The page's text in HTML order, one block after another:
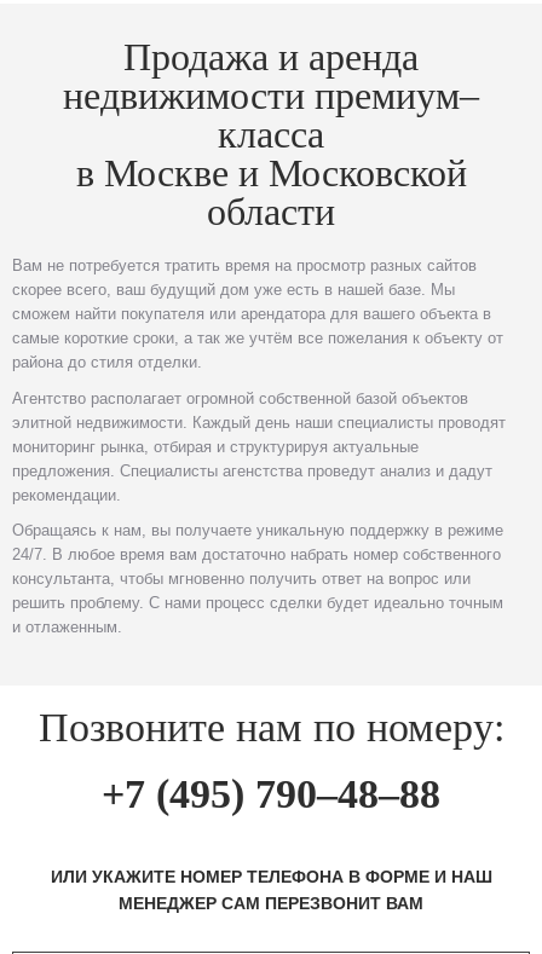
Продажа и аренда
недвижимости премиум–
класса
в Москве и Московской
области
Вам не потребуется тратить время на просмотр разных сайтов
скорее всего, ваш будущий дом уже есть в нашей базе. Мы
сможем найти покупателя или арендатора для вашего объекта в
самые короткие сроки, а так же учтём все пожелания к объекту от
района до стиля отделки.
Агентство располагает огромной собственной базой объектов
элитной недвижимости. Каждый день наши специалисты проводят
мониторинг рынка, отбирая и структурируя актуальные
предложения. Специалисты агенстства проведут анализ и дадут
рекомендации.
Обращаясь к нам, вы получаете уникальную поддержку в режиме
24/7. В любое время вам достаточно набрать номер собственного
консультанта, чтобы мгновенно получить ответ на вопрос или
решить проблему. С нами процесс сделки будет идеально точным
и отлаженным.
Позвоните нам по номеру:
+7 (495) 790–48–88
ИЛИ УКАЖИТЕ НОМЕР ТЕЛЕФОНА В ФОРМЕ И НАШ
МЕНЕДЖЕР САМ ПЕРЕЗВОНИТ ВАМ